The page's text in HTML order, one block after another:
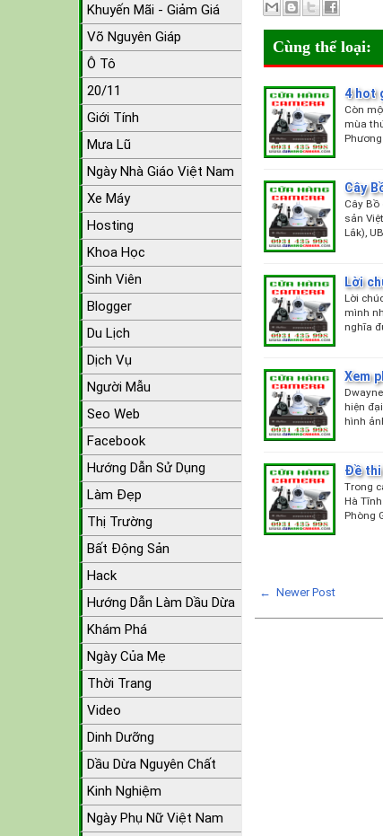
Cùng thể loại:
4 hot
Còn
mùa
Cây
Cây
sản
Lắk),
Lời
Lời
mình
nghĩa
Xem
hiện
hình
Đề thi
Trong
Hà
Phòng
← Newer Post
Khuyến Mãi - Giảm Giá
Võ Nguyên Giáp
Ô Tô
20/11
Giới Tính
Mưa Lũ
Ngày Nhà Giáo Việt Nam
Xe Máy
Hosting
Khoa Học
Sinh Viên
Blogger
Du Lịch
Dịch Vụ
Người Mẫu
Seo Web
Facebook
Hướng Dẫn Sử Dụng
Làm Đẹp
Thị Trường
Bất Động Sản
Hack
Hướng Dẫn Làm Dầu Dừa
Khám Phá
Ngày Của Mẹ
Thời Trang
Video
Dinh Dưỡng
Dầu Dừa Nguyên Chất
Kinh Nghiệm
Ngày Phụ Nữ Việt Nam